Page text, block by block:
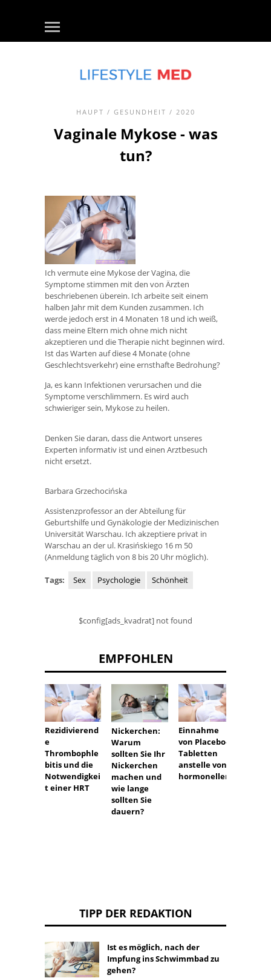
HAUPT / GESUNDHEIT / 2020
Vaginale Mykose - was
tun?
Ich vermute eine Mykose der Vagina, die
Symptome stimmen mit den von Ärzten
beschriebenen überein. Ich arbeite seit einem
halben Jahr mit dem Kunden zusammen. Ich
werde jedoch erst in 4 Monaten 18 und ich weiß,
dass meine Eltern mich ohne mich nicht
akzeptieren und die Therapie nicht beginnen wird.
Ist das Warten auf diese 4 Monate (ohne
Geschlechtsverkehr) eine ernsthafte Bedrohung?
Ja, es kann Infektionen verursachen und die
Symptome verschlimmern. Es wird auch
schwieriger sein, Mykose zu heilen.
Denken Sie daran, dass die Antwort unseres
Experten informativ ist und einen Arztbesuch
nicht ersetzt.
Barbara Grzechocińska
Assistenzprofessor an der Abteilung für
Geburtshilfe und Gynäkologie der Medizinischen
Universität Warschau. Ich akzeptiere privat in
Warschau an der ul. Krasińskiego 16 m 50
(Anmeldung täglich von 8 bis 20 Uhr möglich).
Tags: Sex Psychologie Schönheit
$config[ads_kvadrat] not found
EMPFOHLEN
Rezidivierend
e
Thrombophle
bitis und die
Notwendigkei
t einer HRT
Nickerchen:
Warum
sollten Sie Ihr
Nickerchen
machen und
wie lange
sollten Sie
dauern?
Einnahme
von Placebo-
Tabletten
anstelle von
hormonellen
TIPP DER REDAKTION
Ist es möglich, nach der
Impfung ins Schwimmbad zu
gehen?